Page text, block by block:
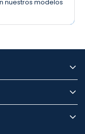
nuestros modelos